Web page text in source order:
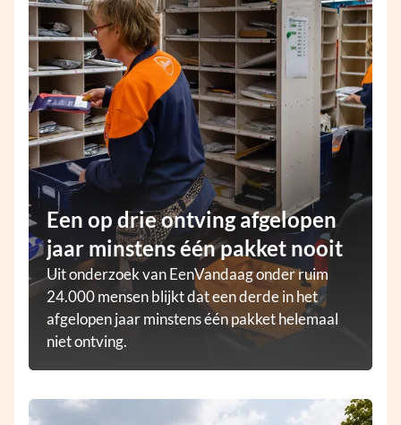
Een op drie ontving afgelopen
jaar minstens één pakket nooit
Uit onderzoek van EenVandaag onder ruim
24.000 mensen blijkt dat een derde in het
afgelopen jaar minstens één pakket helemaal
niet ontving.